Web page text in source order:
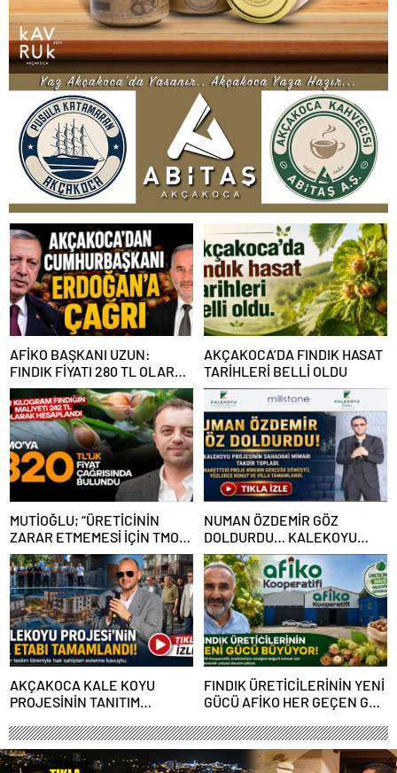
AFİKO BAŞKANI UZUN:
FINDIK FİYATI 280 TL OLARAK
REVİZE EDİLMELİ
AKÇAKOCA’DA FINDIK HASAT
TARİHLERİ BELLİ OLDU
MUTİOĞLU; “ÜRETİCİNİN
ZARAR ETMEMESİ İÇİN TMO
320 TL FİYAT AÇIKLAMALI”
NUMAN ÖZDEMİR GÖZ
DOLDURDU… KALEKOYU
PROJESİNİN SAHADAKİ
MİMARI TAKDİR TOPLADI
AKÇAKOCA KALE KOYU
PROJESİNİN TANITIM
FINDIK ÜRETİCİLERİNİN YENİ
GÜCÜ AFİKO HER GEÇEN GÜN